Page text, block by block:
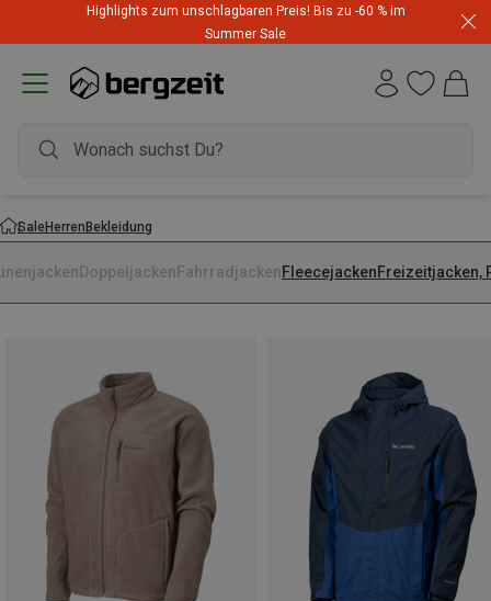
Highlights zum unschlagbaren Preis! Bis zu -60 % im
Summer Sale
SaleHerrenBekleidung
Doppeljacken FahrradjackenFleecejackenFreizeitjacken,